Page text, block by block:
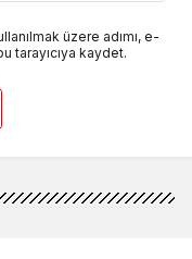
üzere adımı, e-
tarayıcıya kaydet.